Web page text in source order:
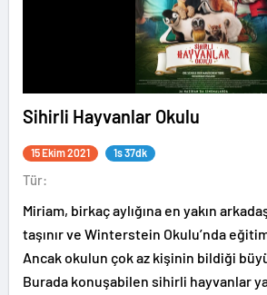
Sihirli Hayvanlar Okulu
15 Ekim 2021 1s 37dk
Tür:
Miriam, birkaç aylığına en yakın
taşınır ve Winterstein Okulu’nda
Ancak okulun çok az kişinin bildiği
Burada konuşabilen sihirli hayvanlar